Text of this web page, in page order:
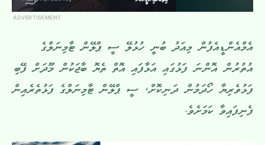
ADVERTISEMENT
އެމްއެންޑީއެފުން މިއަދު ބުނީ ހުޅުލޭ ސީ ޕްލޭން ޓާމިނަލްގެ
އުތުރުން އޮންނަ ފަޅުގައި އަޅާފައި އޮތް ތެޔޮ ބާޖަކުން މޫދަށް ފޭބި
ފަޅުވެރިޔާ ހޯދަމުން ދަނިކޮށް، ސީ ޕްލޭން ޓާމިނަލްގެ ފަޅުތެރެއިން
ފެނިފައިވާ ކަމަށެވެ.